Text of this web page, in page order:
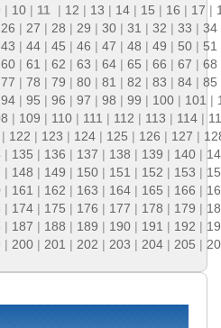
| 10 | 11 | 12 | 13 | 14 | 15 | 16 | 17 |
26 | 27 | 28 | 29 | 30 | 31 | 32 | 33 | 34
43 | 44 | 45 | 46 | 47 | 48 | 49 | 50 | 51
60 | 61 | 62 | 63 | 64 | 65 | 66 | 67 | 68
77 | 78 | 79 | 80 | 81 | 82 | 83 | 84 | 85
94 | 95 | 96 | 97 | 98 | 99 | 100 | 101 |
| 109 | 110 | 111 | 112 | 113 | 114 |
| 122 | 123 | 124 | 125 | 126 | 127 |
| 135 | 136 | 137 | 138 | 139 | 140 |
| 148 | 149 | 150 | 151 | 152 | 153 |
| 161 | 162 | 163 | 164 | 165 | 166 |
| 174 | 175 | 176 | 177 | 178 | 179 |
| 187 | 188 | 189 | 190 | 191 | 192 |
| 200 | 201 | 202 | 203 | 204 | 205 |